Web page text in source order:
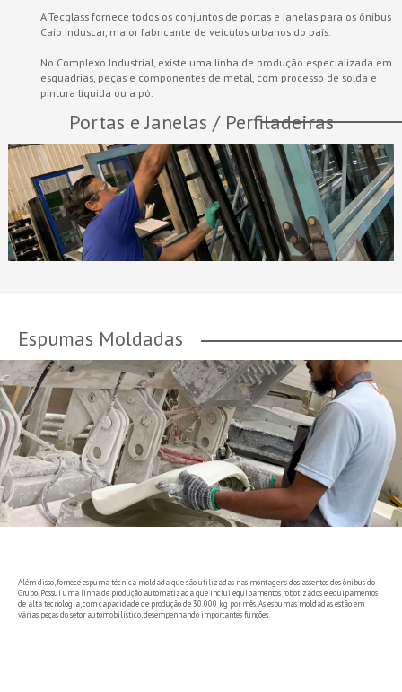
A Tecglass fornece todos os conjuntos de portas e janelas para os ônibus
Caio Induscar, maior fabricante de veículos urbanos do país.
No Complexo Industrial, existe uma linha de produção especializada em
esquadrias, peças e componentes de metal, com processo de solda e
pintura líquida ou a pó.
Portas e Janelas / Perfiladeiras
Espumas Moldadas
Além disso, fornece espuma técnica moldada que são utilizadas nas montagens dos assentos dos ônibus do
Grupo. Possui uma linha de produção automatizada que inclui equipamentos robotizados e equipamentos
de alta tecnologia, com capacidade de produção de 30.000 kg por mês. As espumas moldadas estão em
várias peças do setor automobilístico, desempenhando importantes funções.